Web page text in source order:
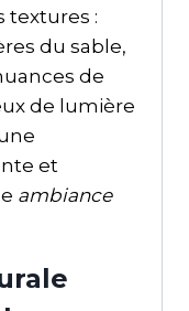
textures :
du sable,
de
de lumière
et
ambiance